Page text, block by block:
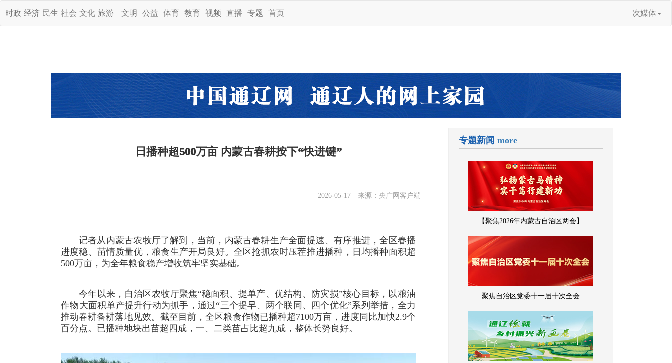
时政 经济 民生 社会 文化 旅游 文明 公益 体育 教育 视频 直播 专题 首页 次媒体
日播种超500万亩 内蒙古春耕按下“快进键”
2026-05-17 来源：央广网客户端
记者从内蒙古农牧厅了解到，当前，内蒙古春耕生产全面提速、有序推进，全区春播
进度稳、苗情质量优，粮食生产开局良好。全区抢抓农时压茬推进播种，日均播种面积超
500万亩，为全年粮食稳产增收筑牢坚实基础。
今年以来，自治区农牧厅聚焦“稳面积、提单产、优结构、防灾损”核心目标，以粮油
作物大面积单产提升行动为抓手，通过“三个提早、两个联同、四个优化”系列举措，全力
推动春耕备耕落地见效。截至目前，全区粮食作物已播种超7100万亩，进度同比加快2.9个
百分点。已播种地块出苗超四成，一、二类苗占比超九成，整体长势良好。
专题新闻 more
【聚焦2026年内蒙古自治区两会】
聚焦自治区党委十一届十次全会